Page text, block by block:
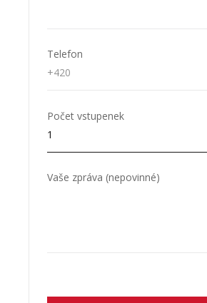
Telefon
Počet vstupenek
Vaše zpráva (nepovinné)